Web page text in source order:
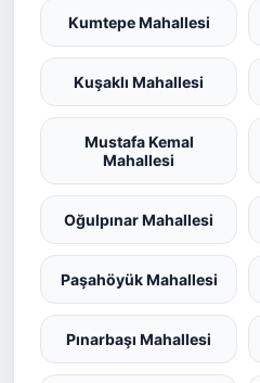
Kumtepe Mahallesi
Kuşaklı Mahallesi
Mustafa Kemal
Mahallesi
Oğulpınar Mahallesi
Paşahöyük Mahallesi
Pınarbaşı Mahallesi